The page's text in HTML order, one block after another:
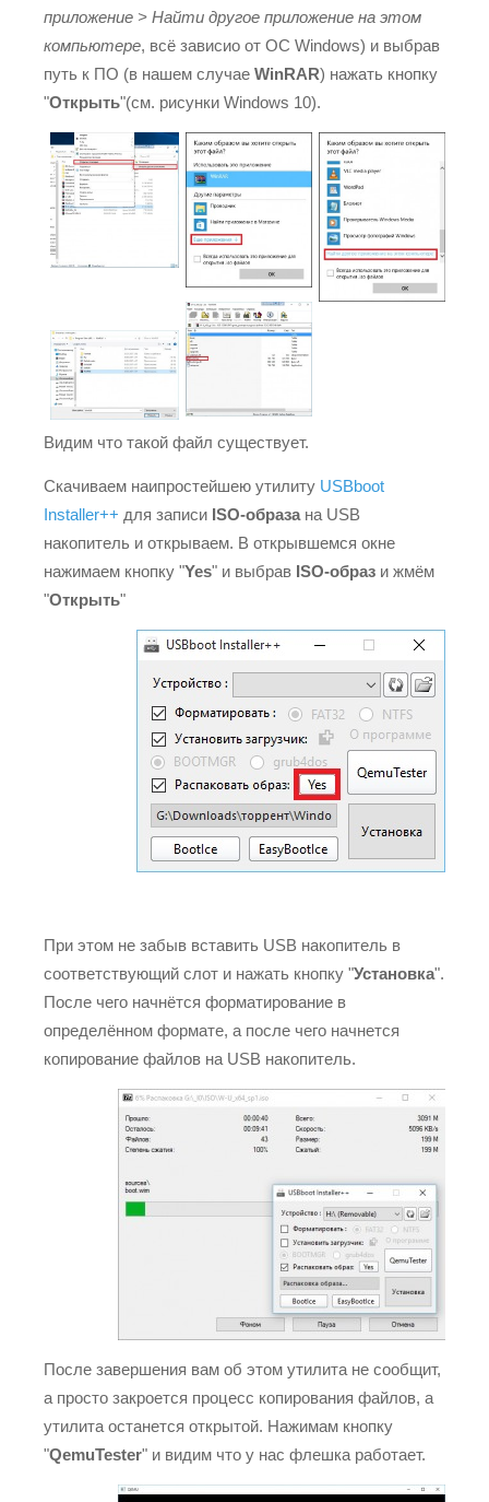
приложение > Найти другое приложение на этом
компьютере, всё зависио от ОС Windows) и выбрав
путь к ПО (в нашем случае WinRAR) нажать кнопку
"Открыть"(см. рисунки Windows 10).
Видим что такой файл существует.
Скачиваем наипростейшею утилиту USBboot
Installer++ для записи ISO-образа на USB
накопитель и открываем. В открывшемся окне
нажимаем кнопку "Yes" и выбрав ISO-образ и жмём
"Открыть"
При этом не забыв вставить USB накопитель в
соответствующий слот и нажать кнопку "Установка".
После чего начнётся форматирование в
определённом формате, а после чего начнется
копирование файлов на USB накопитель.
После завершения вам об этом утилита не сообщит,
а просто закроется процесс копирования файлов, а
утилита останется открытой. Нажимам кнопку
"QemuTester" и видим что у нас флешка работает.